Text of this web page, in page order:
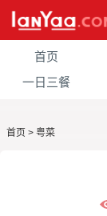
首页
一日三餐
首页 > 粤菜